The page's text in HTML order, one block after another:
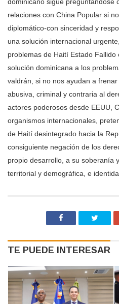
relaciones con China Popular si
diplomático-con sinceridad y
una solución internacional
problemas de Haití Estado
solución dominicana a los
valdrán, si no nos ayudan a
abusiva, criminal y contraria al
actores poderosos desde EEUU,
organismos internacionales,
de Haití desintegrado hacia la
consiguiente negación de los
propio desarrollo, a su soberanía
territorial y demográfica, e
TE PUEDE INTERESAR